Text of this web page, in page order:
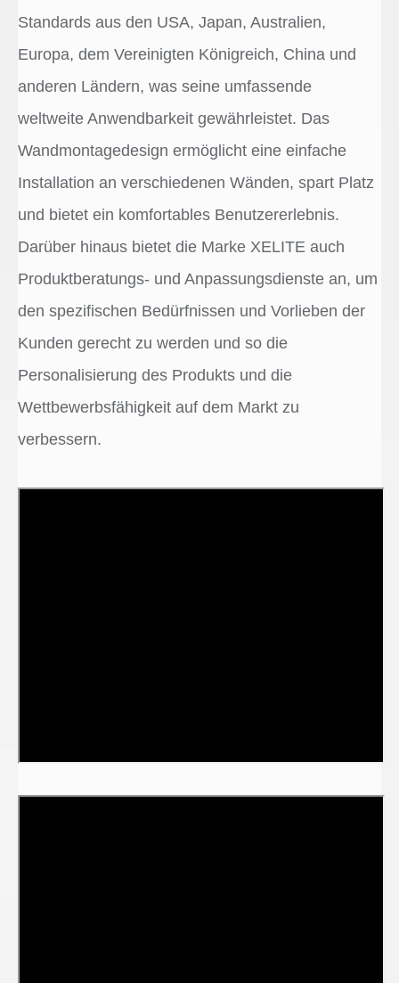
Standards aus den USA, Japan, Australien,
Europa, dem Vereinigten Königreich, China und
anderen Ländern, was seine umfassende
weltweite Anwendbarkeit gewährleistet. Das
Wandmontagedesign ermöglicht eine einfache
Installation an verschiedenen Wänden, spart Platz
und bietet ein komfortables Benutzererlebnis.
Darüber hinaus bietet die Marke XELITE auch
Produktberatungs- und Anpassungsdienste an, um
den spezifischen Bedürfnissen und Vorlieben der
Kunden gerecht zu werden und so die
Personalisierung des Produkts und die
Wettbewerbsfähigkeit auf dem Markt zu
verbessern.